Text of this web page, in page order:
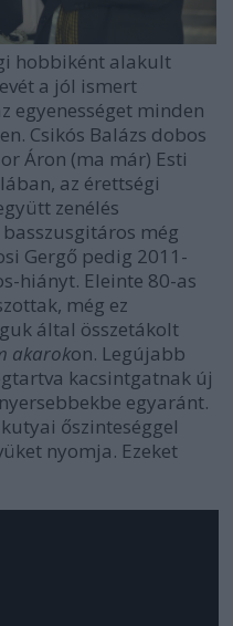
hobbiként alakult
a jól ismert
egyenességet minden
Csikós Balázs dobos
Áron (ma már) Esti
az érettségi
zenélés
még
Gergő pedig 2011-
hiányt. Eleinte 80-as
még ez
által összetákolt
akarokon. Legújabb
kacsintgatnak új
egyaránt.
őszinteséggel
nyomja. Ezeket